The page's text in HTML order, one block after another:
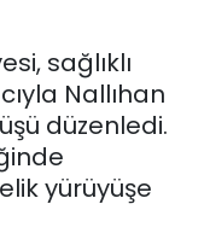
sağlıklı
Nallıhan
düzenledi.
yürüyüşe